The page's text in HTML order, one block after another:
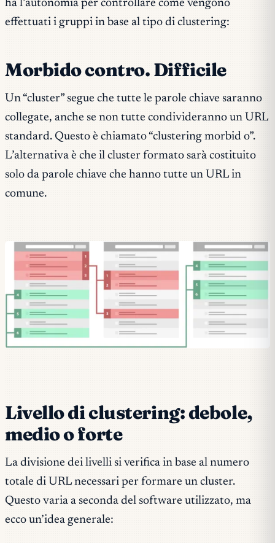
ha l’autonomia per controllare come vengono
effettuati i gruppi in base al tipo di clustering:
Morbido contro. Difficile
Un “cluster” segue che tutte le parole chiave saranno
collegate, anche se non tutte condivideranno un URL
standard. Questo è chiamato “clustering morbid o”.
L’alternativa è che il cluster formato sarà costituito
solo da parole chiave che hanno tutte un URL in
comune.
Livello di clustering: debole,
medio o forte
La divisione dei livelli si verifica in base al numero
totale di URL necessari per formare un cluster.
Questo varia a seconda del software utilizzato, ma
ecco un’idea generale: